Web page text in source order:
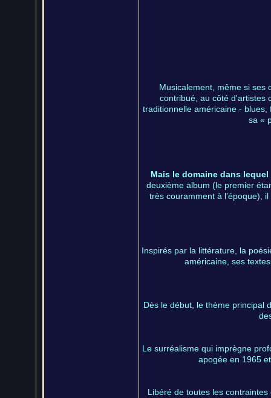
Musicalement, même si ses
contribué, au côté d'artistes
traditionnelle américaine -
sa «
Mais le domaine dans
deuxième album (le premier
très couramment à l’époque),
Inspirés par la littérature, la
américaine, ses
Dès le début, le thème principal
Le surréalisme qui imprègne
apogée en 1965
Libéré de toutes les